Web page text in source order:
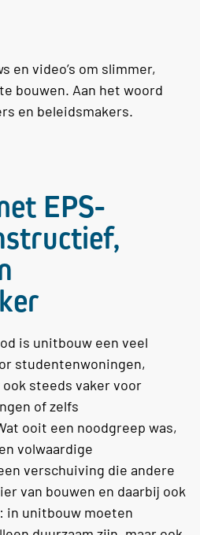
en video’s om slimmer,
bouwen. Aan het woord
en beleidsmakers.
EPS-
is unitbouw een veel
studentenwoningen,
steeds vaker voor
of zelfs
ooit een noodgreep was,
volwaardige
verschuiving die andere
van bouwen en daarbij ook
in unitbouw moeten